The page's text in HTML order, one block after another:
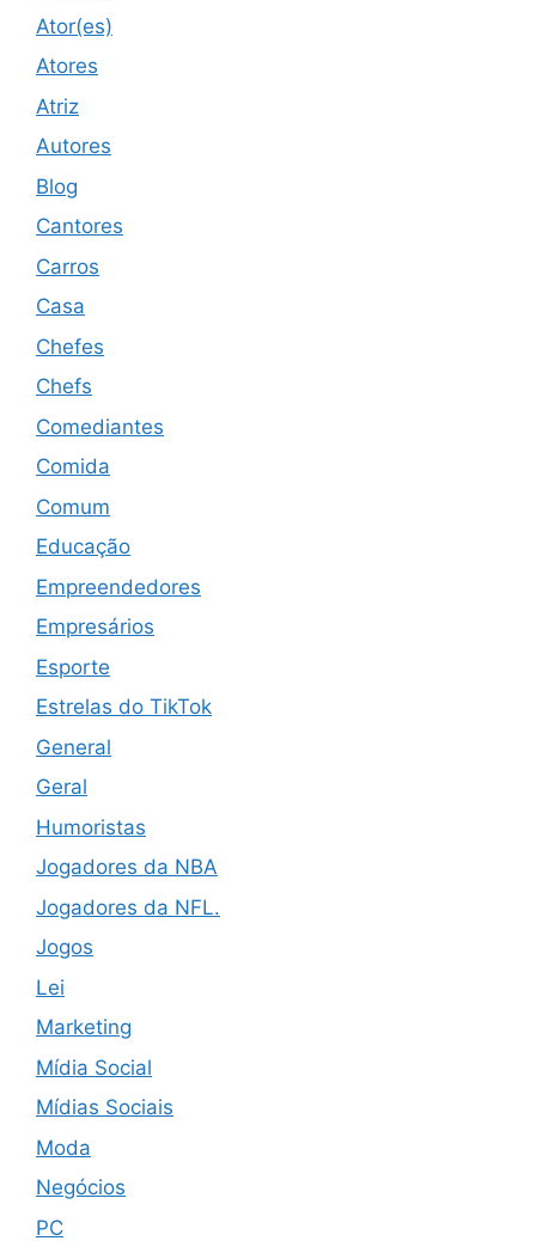
Ator(es)
Atores
Atriz
Autores
Blog
Cantores
Carros
Casa
Chefes
Chefs
Comediantes
Comida
Comum
Educação
Empreendedores
Empresários
Esporte
Estrelas do TikTok
General
Geral
Humoristas
Jogadores da NBA
Jogadores da NFL.
Jogos
Lei
Marketing
Mídia Social
Mídias Sociais
Moda
Negócios
PC